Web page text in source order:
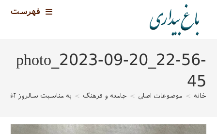
فهرست
photo_2023-09-20_22-56-
45
خانه > موضوعات اصلی > جامعه و فرهنگ > به مناسبت سالروز آغاز